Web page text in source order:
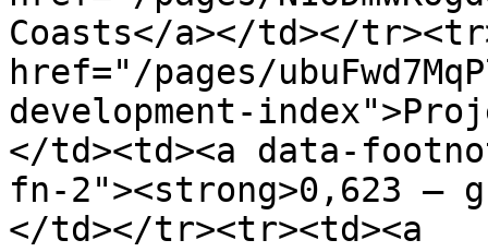
Coasts</a></td></
href="/pages/
development-
</td><td><a data-
fn-2"><strong>0,623 –
</td></tr><tr><td><a